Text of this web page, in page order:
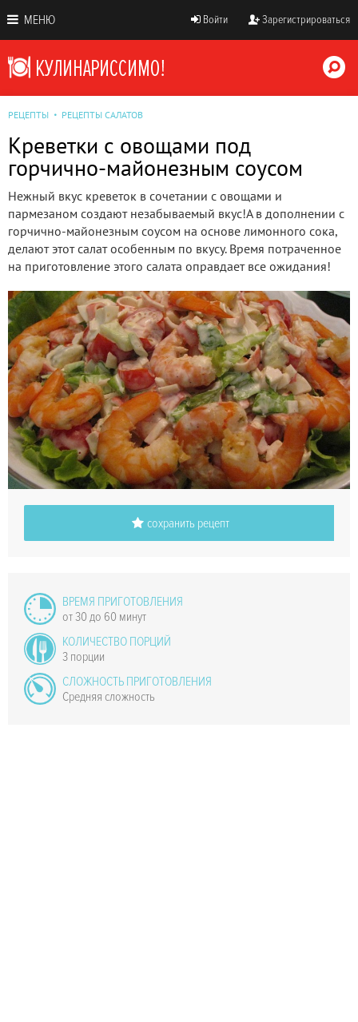
МЕНЮ Войти Зарегистрироваться
РЕЦЕПТЫ РЕЦЕПТЫ САЛАТОВ
Креветки с овощами под
горчично-майонезным соусом
Нежный вкус креветок в сочетании с овощами и
пармезаном создают незабываемый вкус!А в дополнении с
горчично-майонезным соусом на основе лимонного сока,
делают этот салат особенным по вкусу. Время потраченное
на приготовление этого салата оправдает все ожидания!
сохранить рецепт
ВРЕМЯ ПРИГОТОВЛЕНИЯ
от 30 до 60 минут
КОЛИЧЕСТВО ПОРЦИЙ
3 порции
СЛОЖНОСТЬ ПРИГОТОВЛЕНИЯ
Средняя сложность